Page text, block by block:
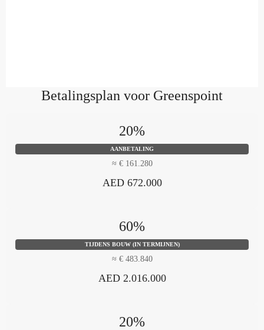
Betalingsplan voor Greenspoint
20%
AANBETALING
≈ € 161.280
AED 672.000
60%
TIJDENS BOUW (IN TERMIJNEN)
≈ € 483.840
AED 2.016.000
20%